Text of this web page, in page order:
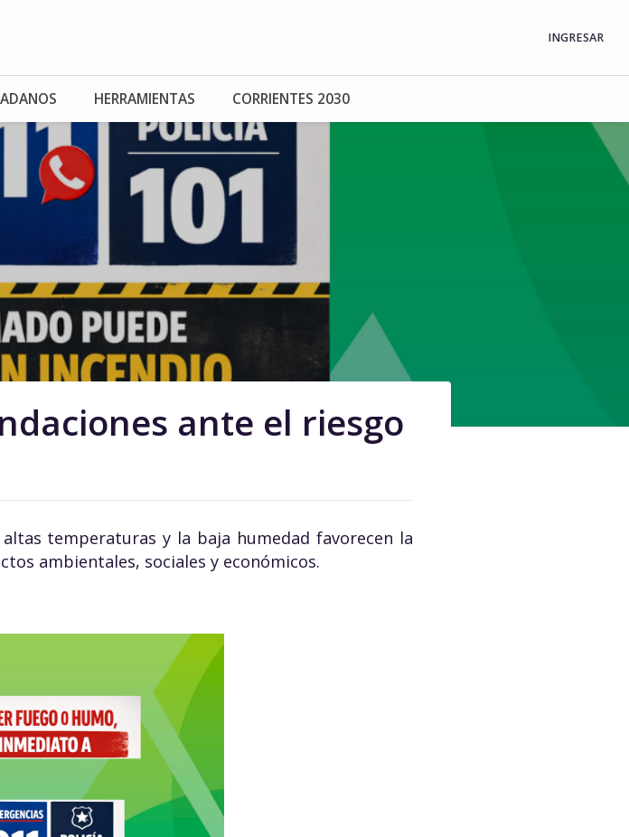
INGRESAR
HERRAMIENTAS CORRIENTES 2030
ante el riesgo
temperaturas y la baja humedad favorecen la
ambientales, sociales y económicos.